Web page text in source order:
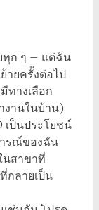
ทุก ๆ – แต่ฉัน
ายครั้งต่อไป
างเลือก
งานในบ้าน)
เป็นประโยชน์
ารณ์ของฉัน
นสาขาที่
กลายเป็น